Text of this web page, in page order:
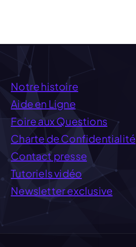
Notre histoire
Aide en Ligne
Foire aux Questions
Charte de Confidentialité
Contact presse
Tutoriels vidéo
Newsletter exclusive